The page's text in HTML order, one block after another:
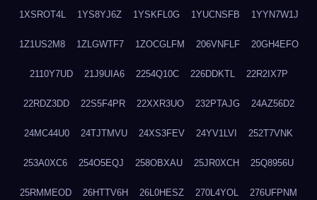
1XSROT4L 1YS8YJ6Z 1YSKFL0G 1YUCNSFB 1YYN7W1J
1Z1US2M8 1ZLGWTF7 1ZOCGLFM 206VNFLF 20GH4EFO
2110Y7UD 21J9UIA6 2254Q10C 226DDKTL 22R2IX7P
22RDZ3DD 22S5F4PR 22XXR3UO 232PTAJG 24AZ56D2
24MC44U0 24TJTMVU 24XS3FEV 24YV1LVI 252T7VNK
253A0XC6 254O5EQJ 258OBXAU 25JR0XCH 25Q8956U
25RMMEOD 26HTTV6H 26L0HESZ 270L4YOL 276UFPNM